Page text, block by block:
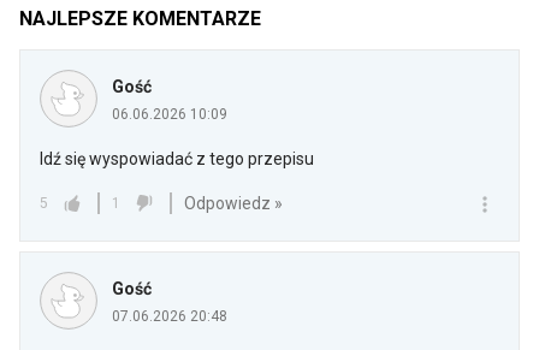
NAJLEPSZE KOMENTARZE
Gość
06.06.2026 10:09
Idź się wyspowiadać z tego przepisu
5 1 Odpowiedz »
Gość
07.06.2026 20:48